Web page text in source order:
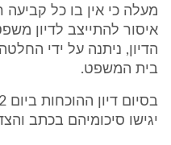
איסור להתייצב לדיון
הדיון, ניתנה על ידי
בית המשפט.
יגישו סיכומיהם בכתב